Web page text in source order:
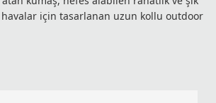
havalar için tasarlanan uzun kollu outdoor
Manşetler
Havalandırmalar
Koruması